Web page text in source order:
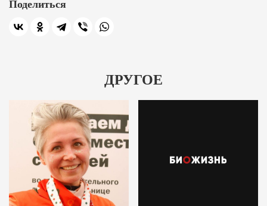
Поделиться
ДРУГОЕ